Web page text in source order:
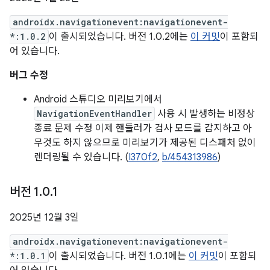
androidx.navigationevent:navigationevent-
*:1.0.2 이 출시되었습니다. 버전 1.0.2에는 이 커밋이 포함되
어 있습니다.
버그 수정
Android 스튜디오 미리보기에서
NavigationEventHandler 사용 시 발생하는 비정상
종료 문제 수정 이제 핸들러가 검사 모드를 감지하고 아
무것도 하지 않으므로 미리보기가 제공된 디스패처 없이
렌더링될 수 있습니다. (I370f2, b/454313986)
버전 1.0.1
2025년 12월 3일
androidx.navigationevent:navigationevent-
*:1.0.1 이 출시되었습니다. 버전 1.0.1에는 이 커밋이 포함되